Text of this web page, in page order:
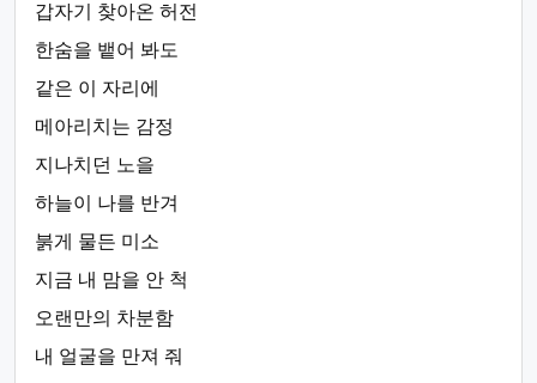
갑자기 찾아온 허전
한숨을 뱉어 봐도
같은 이 자리에
메아리치는 감정
지나치던 노을
하늘이 나를 반겨
붉게 물든 미소
지금 내 맘을 안 척
오랜만의 차분함
내 얼굴을 만져 줘